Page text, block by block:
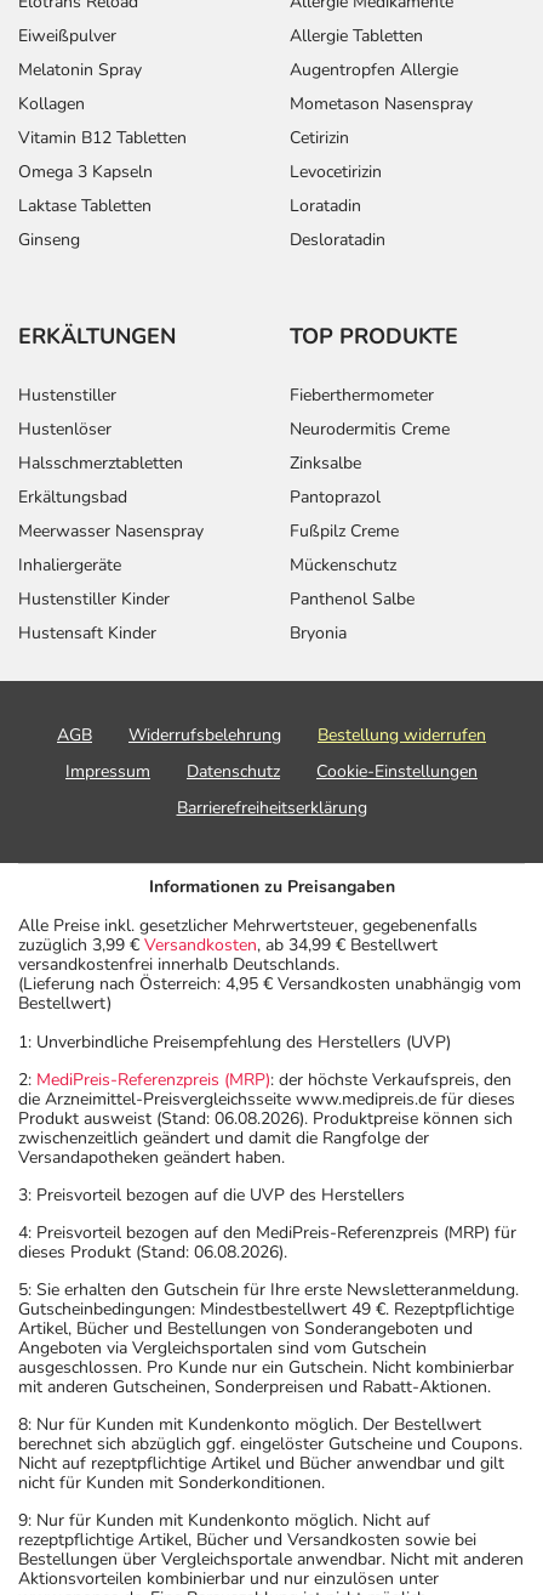
Eiweißpulver
Melatonin Spray
Kollagen
Vitamin B12 Tabletten
Omega 3 Kapseln
Laktase Tabletten
Ginseng
Allergie Tabletten
Augentropfen Allergie
Mometason Nasenspray
Cetirizin
Levocetirizin
Loratadin
Desloratadin
ERKÄLTUNGEN
Hustenstiller
Hustenlöser
Halsschmerztabletten
Erkältungsbad
Meerwasser Nasenspray
Inhaliergeräte
Hustenstiller Kinder
Hustensaft Kinder
TOP PRODUKTE
Fieberthermometer
Neurodermitis Creme
Zinksalbe
Pantoprazol
Fußpilz Creme
Mückenschutz
Panthenol Salbe
Bryonia
AGB Widerrufsbelehrung
Bestellung widerrufen
Impressum
Datenschutz
Cookie-Einstellungen
Barrierefreiheitserklärung
Informationen zu Preisangaben
Alle Preise inkl. gesetzlicher Mehrwertsteuer, gegebenenfalls
zuzüglich 3,99 € Versandkosten, ab 34,99 € Bestellwert
versandkostenfrei innerhalb Deutschlands.
(Lieferung nach Österreich: 4,95 € Versandkosten unabhängig vom
Bestellwert)
1: Unverbindliche Preisempfehlung des Herstellers (UVP)
2: MediPreis-Referenzpreis (MRP): der höchste Verkaufspreis, den
die Arzneimittel-Preisvergleichsseite www.medipreis.de für dieses
Produkt ausweist (Stand: 06.08.2026). Produktpreise können sich
zwischenzeitlich geändert und damit die Rangfolge der
Versandapotheken geändert haben.
3: Preisvorteil bezogen auf die UVP des Herstellers
4: Preisvorteil bezogen auf den MediPreis-Referenzpreis (MRP) für
dieses Produkt (Stand: 06.08.2026).
5: Sie erhalten den Gutschein für Ihre erste Newsletteranmeldung.
Gutscheinbedingungen: Mindestbestellwert 49 €. Rezeptpflichtige
Artikel, Bücher und Bestellungen von Sonderangeboten und
Angeboten via Vergleichsportalen sind vom Gutschein
ausgeschlossen. Pro Kunde nur ein Gutschein. Nicht kombinierbar
mit anderen Gutscheinen, Sonderpreisen und Rabatt-Aktionen.
8: Nur für Kunden mit Kundenkonto möglich. Der Bestellwert
berechnet sich abzüglich ggf. eingelöster Gutscheine und Coupons.
Nicht auf rezeptpflichtige Artikel und Bücher anwendbar und gilt
nicht für Kunden mit Sonderkonditionen.
9: Nur für Kunden mit Kundenkonto möglich. Nicht auf
rezeptpflichtige Artikel, Bücher und Versandkosten sowie bei
Bestellungen über Vergleichsportale anwendbar. Nicht mit anderen
Aktionsvorteilen kombinierbar und nur einzulösen unter